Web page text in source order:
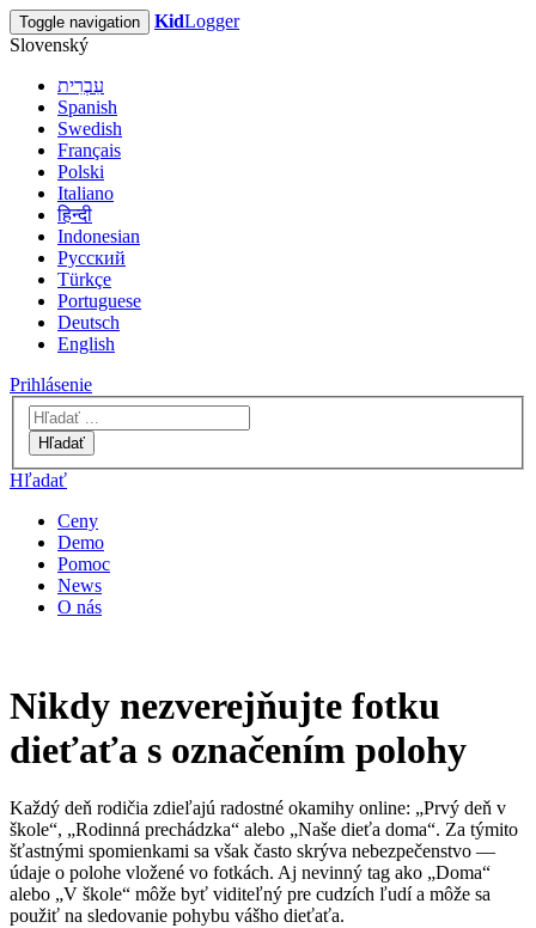
Toggle navigation KidLogger
Slovenský
עִבְרִית
Spanish
Swedish
Français
Polski
Italiano
हिन्दी
Indonesian
Русский
Türkçe
Portuguese
Deutsch
English
Prihlásenie
Hľadať
Hľadať
Ceny
Demo
Pomoc
News
O nás
Nikdy nezverejňujte fotku
dieťaťa s označením polohy
Každý deň rodičia zdieľajú radostné okamihy online: „Prvý deň v
škole“, „Rodinná prechádzka“ alebo „Naše dieťa doma“. Za týmito
šťastnými spomienkami sa však často skrýva nebezpečenstvo —
údaje o polohe vložené vo fotkách. Aj nevinný tag ako „Doma“
alebo „V škole“ môže byť viditeľný pre cudzích ľudí a môže sa
použiť na sledovanie pohybu vášho dieťaťa.